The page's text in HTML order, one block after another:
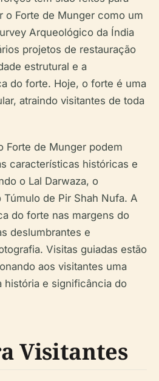
o Forte de Munger como um
Arqueológico da Índia
projetos de restauração
estrutural e a
do forte. Hoje, o forte é uma
atraindo visitantes de toda
Forte de Munger podem
características históricas e
o Lal Darwaza, o
Túmulo de Pir Shah Nufa. A
do forte nas margens do
deslumbrantes e
Visitas guiadas estão
aos visitantes uma
história e significância do
Visitantes